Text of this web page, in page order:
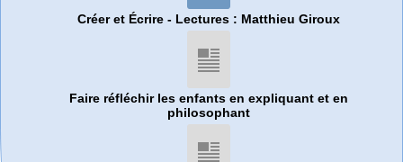
Créer et Écrire - Lectures : Matthieu Giroux
Faire réfléchir les enfants en expliquant et en
philosophant